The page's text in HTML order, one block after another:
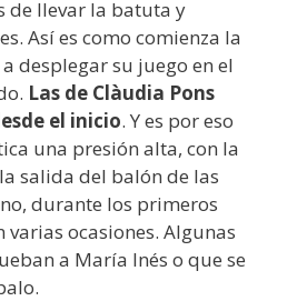
de llevar la batuta y
Así es como comienza la
desplegar su juego en el
Las de Clàudia Pons
el inicio. Y es por eso
una presión alta, con la
salida del balón de las
durante los primeros
varias ocasiones. Algunas
a María Inés o que se